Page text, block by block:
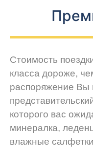
Стоимость
класса дороже,
распоряжение Вы
которого вас
минералка,
влажные